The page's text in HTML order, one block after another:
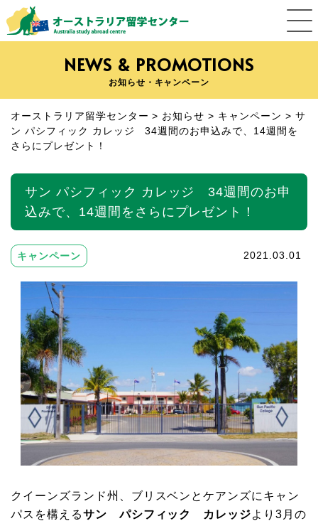
NEWS & PROMOTIONS
お知らせ・キャンペーン
オーストラリア留学センター > お知らせ > キャンペーン > サ
ン パシフィック カレッジ 34週間のお申込みで、14週間を
さらにプレゼント！
サン パシフィック カレッジ 34週間のお申
込みで、14週間をさらにプレゼント！
キャンペーン 2021.03.01
クイーンズランド州、ブリスベンとケアンズにキャン
パスを構えるサン パシフィック カレッジより3月の